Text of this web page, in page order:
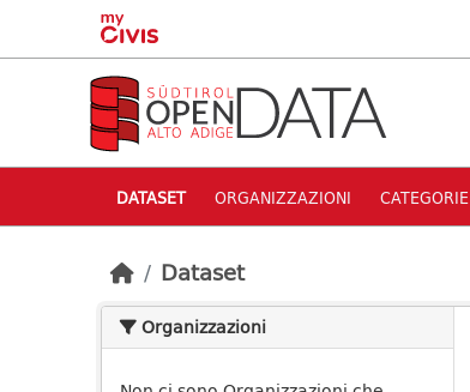
Skip to main content
DATASET ORGANIZZAZIONI CATEGORIE
Dataset
Organizzazioni